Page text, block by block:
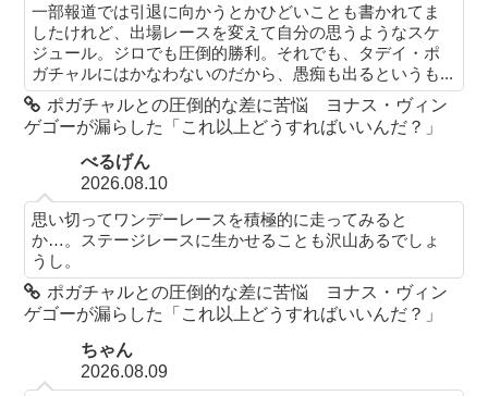
一部報道では引退に向かうとかひどいことも書かれてま
したけれど、出場レースを変えて自分の思うようなスケ
ジュール。ジロでも圧倒的勝利。それでも、タデイ・ポ
ガチャルにはかなわないのだから、愚痴も出るというも...
ポガチャルとの圧倒的な差に苦悩 ヨナス・ヴィン
ゲゴーが漏らした「これ以上どうすればいいんだ？」
べるげん
2026.08.10
思い切ってワンデーレースを積極的に走ってみると
か…。ステージレースに生かせることも沢山あるでしょ
うし。
ポガチャルとの圧倒的な差に苦悩 ヨナス・ヴィン
ゲゴーが漏らした「これ以上どうすればいいんだ？」
ちゃん
2026.08.09